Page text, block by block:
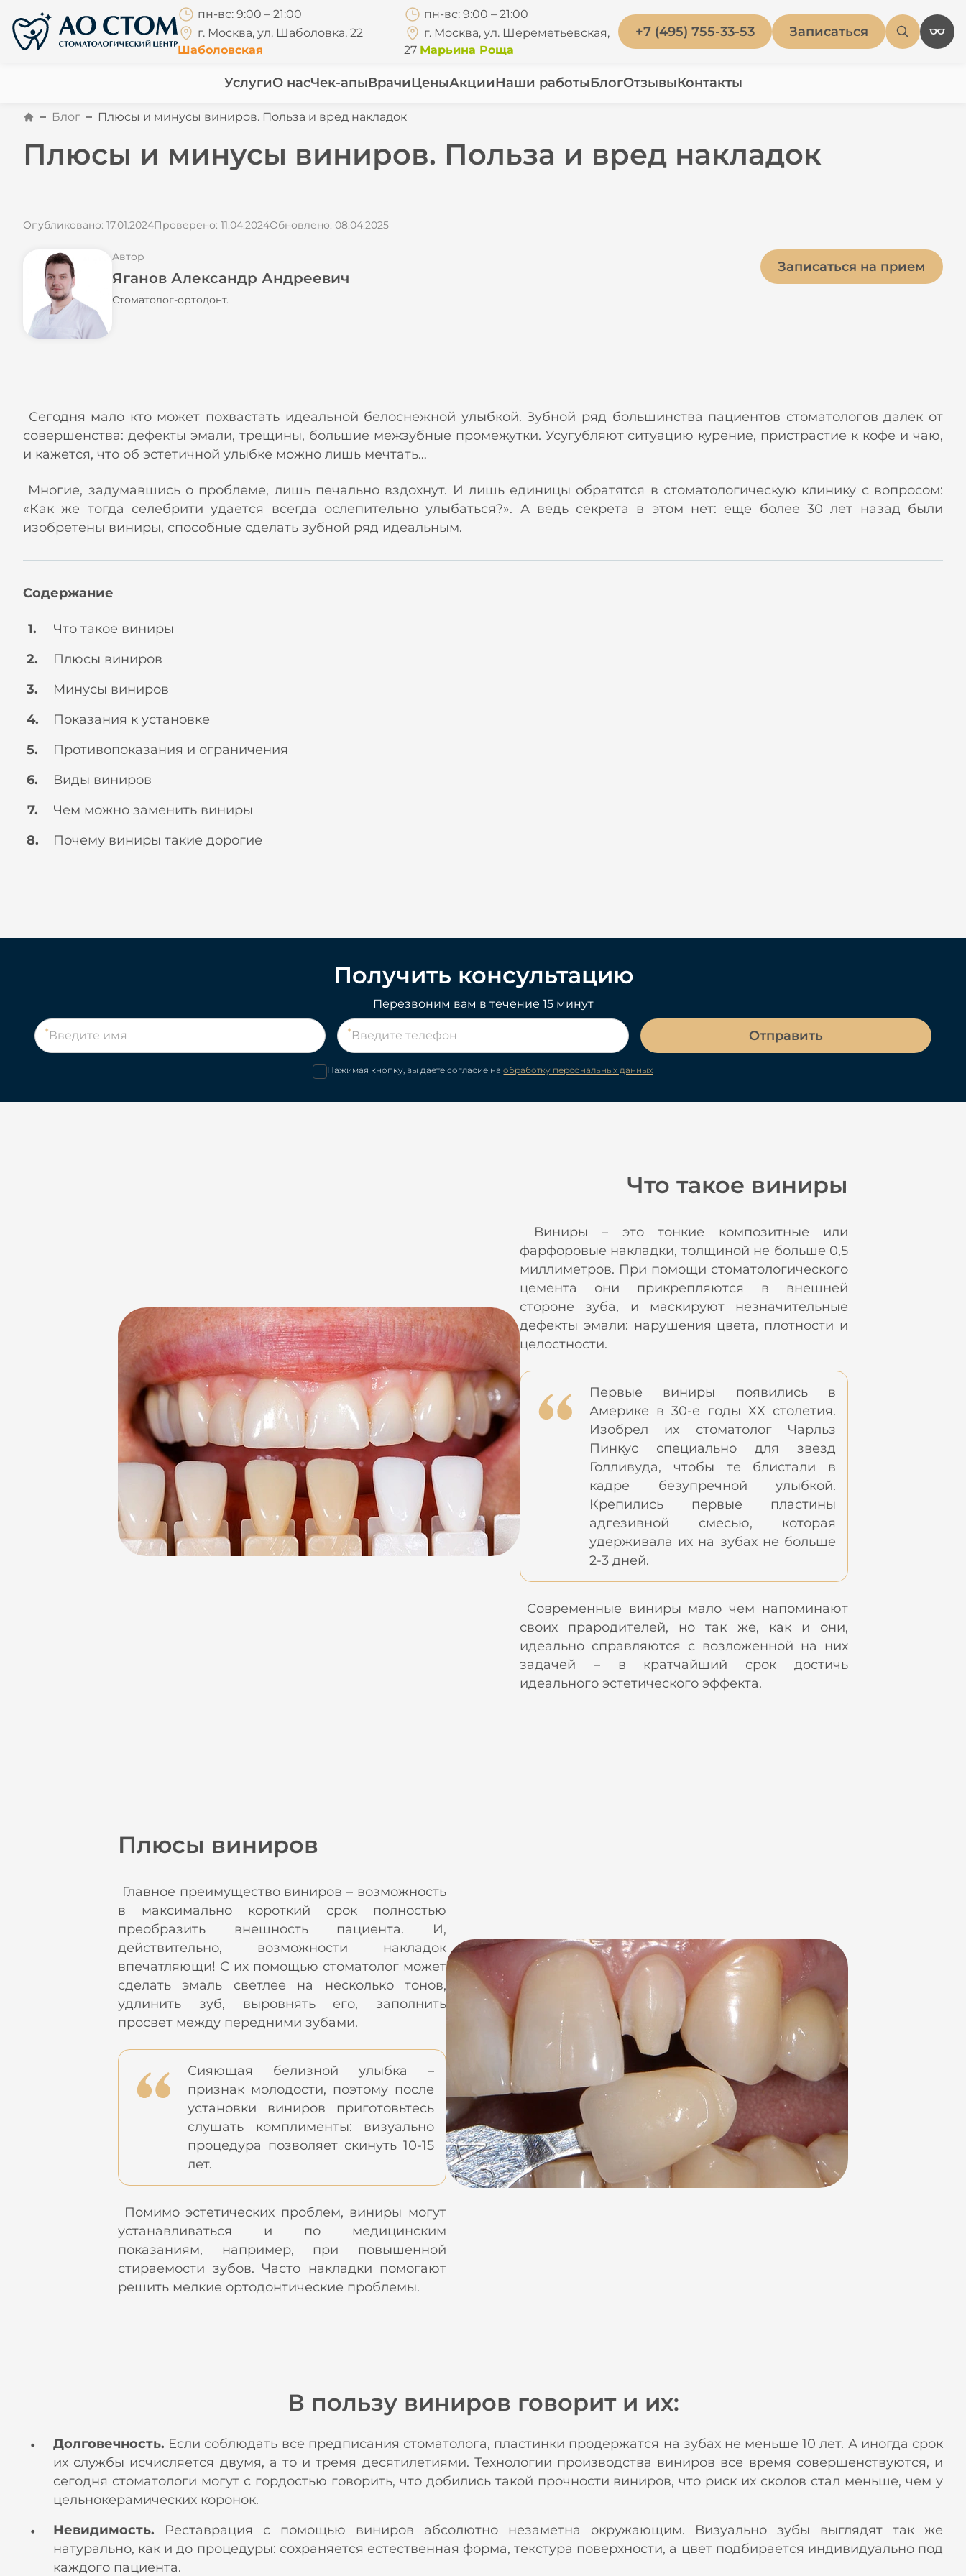
пн-вс: 9:00 – 21:00
г. Москва, ул. Шаболовка, 22
Шаболовская
пн-вс: 9:00 – 21:00
г. Москва, ул. Шереметьевская,
27 Марьина Роща
+7 (495) 755-33-53 Записаться
УслугиО насЧек-апыВрачиЦеныАкцииНаши работыБлогОтзывыКонтакты
Блог Плюсы и минусы виниров. Польза и вред накладок
Плюсы и минусы виниров. Польза и вред накладок
Опубликовано: 17.01.2024Проверено: 11.04.2024Обновлено: 08.04.2025
Автор
Яганов Александр Андреевич
Стоматолог-ортодонт.
Записаться на прием
Сегодня мало кто может похвастать идеальной белоснежной улыбкой. Зубной ряд большинства пациентов стоматологов далек от
совершенства: дефекты эмали, трещины, большие межзубные промежутки. Усугубляют ситуацию курение, пристрастие к кофе и чаю,
и кажется, что об эстетичной улыбке можно лишь мечтать…
Многие, задумавшись о проблеме, лишь печально вздохнут. И лишь единицы обратятся в стоматологическую клинику с вопросом:
«Как же тогда селебрити удается всегда ослепительно улыбаться?». А ведь секрета в этом нет: еще более 30 лет назад были
изобретены виниры, способные сделать зубной ряд идеальным.
Содержание
Что такое виниры
Плюсы виниров
Минусы виниров
Показания к установке
Противопоказания и ограничения
Виды виниров
Чем можно заменить виниры
Почему виниры такие дорогие
Получить консультацию
Перезвоним вам в течение 15 минут
Отправить
Нажимая кнопку, вы даете согласие наобработку персональных данных
Что такое виниры
Виниры – это тонкие композитные или
фарфоровые накладки, толщиной не больше 0,5
миллиметров. При помощи стоматологического
цемента они прикрепляются в внешней
стороне зуба, и маскируют незначительные
дефекты эмали: нарушения цвета, плотности и
целостности.
Первые виниры появились в
Америке в 30-е годы ХХ столетия.
Изобрел их стоматолог Чарльз
Пинкус специально для звезд
Голливуда, чтобы те блистали в
кадре безупречной улыбкой.
Крепились первые пластины
адгезивной смесью, которая
удерживала их на зубах не больше
2-3 дней.
Современные виниры мало чем напоминают
своих прародителей, но так же, как и они,
идеально справляются с возложенной на них
задачей – в кратчайший срок достичь
идеального эстетического эффекта.
Плюсы виниров
Главное преимущество виниров – возможность
в максимально короткий срок полностью
преобразить внешность пациента. И,
действительно, возможности накладок
впечатляющи! С их помощью стоматолог может
сделать эмаль светлее на несколько тонов,
удлинить зуб, выровнять его, заполнить
просвет между передними зубами.
Сияющая белизной улыбка –
признак молодости, поэтому после
установки виниров приготовьтесь
слушать комплименты: визуально
процедура позволяет скинуть 10-15
лет.
Помимо эстетических проблем, виниры могут
устанавливаться и по медицинским
показаниям, например, при повышенной
стираемости зубов. Часто накладки помогают
решить мелкие ортодонтические проблемы.
В пользу виниров говорит и их:
Долговечность. Если соблюдать все предписания стоматолога, пластинки продержатся на зубах не меньше 10 лет. А иногда срок
их службы исчисляется двумя, а то и тремя десятилетиями. Технологии производства виниров все время совершенствуются, и
сегодня стоматологи могут с гордостью говорить, что добились такой прочности виниров, что риск их сколов стал меньше, чем у
цельнокерамических коронок.
Невидимость. Реставрация с помощью виниров абсолютно незаметна окружающим. Визуально зубы выглядят так же
натурально, как и до процедуры: сохраняется естественная форма, текстура поверхности, а цвет подбирается индивидуально под
каждого пациента.